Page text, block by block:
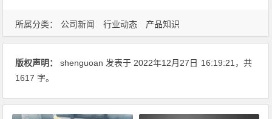
所属分类： 公司新闻 行业动态 产品知识
版权声明： shenguoan 发表于 2022年12月27日 16:19:21 ，共
1617 字。